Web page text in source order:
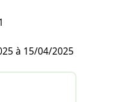
à 15/04/2025